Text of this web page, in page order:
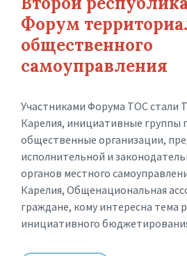
Форум
общественного
самоуправления
Участниками Форума ТОС стали
Карелия, инициативные группы
общественные организации,
исполнительной и
органов местного
Карелия, Общенациональная
граждане, кому интересна тема
инициативного